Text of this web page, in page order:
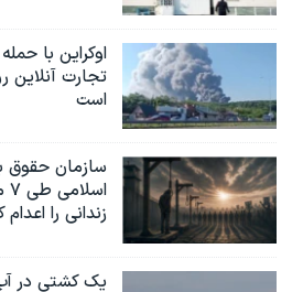
اوکراین با
تجارت آنلاین
است
سازمان حقوق
زندانی را اعدام
یک کشتی در